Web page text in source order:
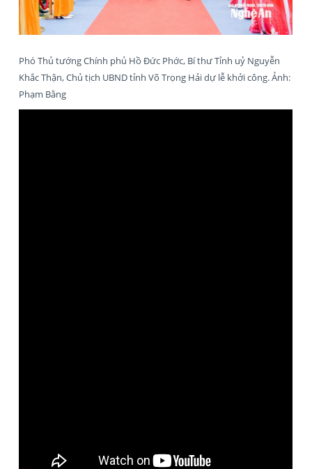
Phó Thủ tướng Chính phủ Hồ Đức Phớc, Bí thư Tỉnh uỷ Nguyễn
Khắc Thận, Chủ tịch UBND tỉnh Võ Trọng Hải dự lễ khởi công. Ảnh:
Phạm Bằng